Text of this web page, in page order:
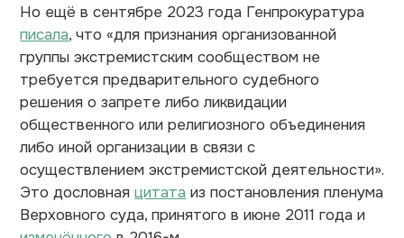
Но ещё в сентябре 2023 года Генпрокуратура
писала, что «для признания организованной
группы экстремистским сообществом не
требуется предварительного судебного
решения о запрете либо ликвидации
общественного или религиозного объединения
либо иной организации в связи с
осуществлением экстремистской деятельности».
Это дословнаяцитата из постановления пленума
Верховного суда, принятого в июне 2011 года и